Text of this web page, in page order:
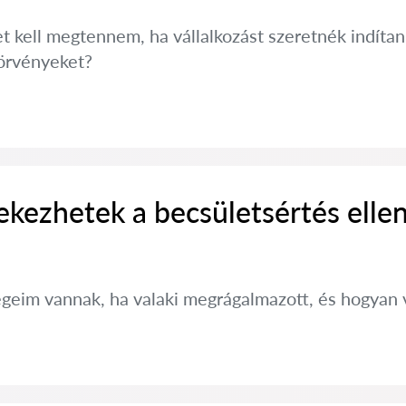
kell megtennem, ha vállalkozást szeretnék
a becsületsértés
vannak, ha valaki megrágalmazott, és